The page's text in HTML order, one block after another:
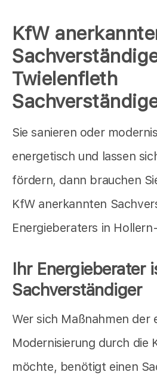
KfW
Twielenfleth
Sie sanieren oder
energetisch und lassen
fördern, dann brauchen
KfW anerkannten
Energieberaters in
Ihr Energieberater
Sachverständiger
Wer sich Maßnahmen der
Modernisierung durch die
möchte, benötigt einen